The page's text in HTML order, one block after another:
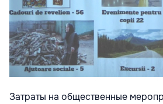
Затраты на общественные